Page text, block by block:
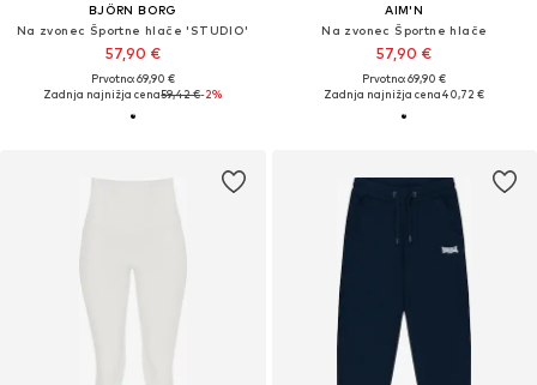
BJÖRN BORG
Na zvonec Športne hlače 'STUDIO'
57,90 €
Prvotno: 69,90 €
Zadnja najnižja cena59,42 €-2%
AIM'N
Na zvonec Športne hlače
57,90 €
Prvotno: 69,90 €
Zadnja najnižja cena40,72 €